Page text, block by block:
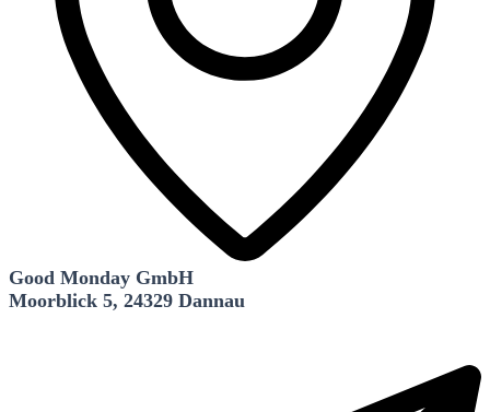
Good Monday GmbH
Moorblick 5, 24329 Dannau